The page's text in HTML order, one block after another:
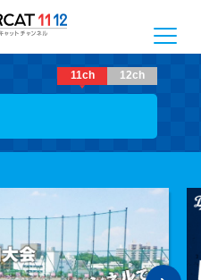
11ch 12ch